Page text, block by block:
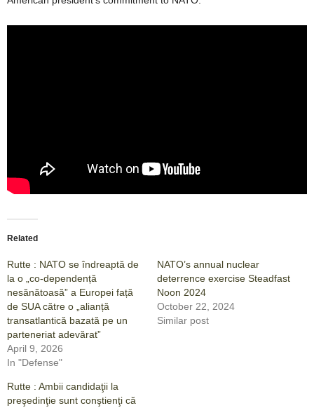
Related
Rutte : NATO se îndreaptă de
la o „co-dependență
nesănătoasă” a Europei față
de SUA către o „alianță
transatlantică bazată pe un
parteneriat adevărat”
April 9, 2026
In "Defense"
NATO’s annual nuclear
deterrence exercise Steadfast
Noon 2024
October 22, 2024
Similar post
Rutte : Ambii candidaţii la
preşedinţie sunt conştienţi că